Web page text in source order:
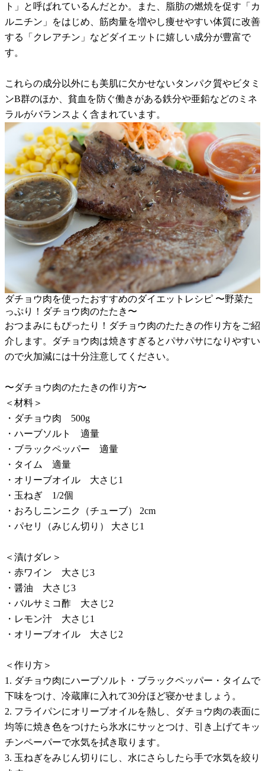
ト」と呼ばれているんだとか。また、脂肪の燃焼を促す「カ
ルニチン」をはじめ、筋肉量を増やし痩せやすい体質に改善
する「クレアチン」などダイエットに嬉しい成分が豊富で
す。
これらの成分以外にも美肌に欠かせないタンパク質やビタミ
ンB群のほか、貧血を防ぐ働きがある鉄分や亜鉛などのミネ
ラルがバランスよく含まれています。
ダチョウ肉を使ったおすすめのダイエットレシピ 〜野菜た
っぷり！ダチョウ肉のたたき〜
おつまみにもぴったり！ダチョウ肉のたたきの作り方をご紹
介します。ダチョウ肉は焼きすぎるとパサパサになりやすい
ので火加減には十分注意してください。
〜ダチョウ肉のたたきの作り方〜
＜材料＞
・ダチョウ肉 500g
・ハーブソルト 適量
・ブラックペッパー 適量
・タイム 適量
・オリーブオイル 大さじ1
・玉ねぎ 1/2個
・おろしニンニク（チューブ） 2cm
・パセリ（みじん切り） 大さじ1
＜漬けダレ＞
・赤ワイン 大さじ3
・醤油 大さじ3
・バルサミコ酢 大さじ2
・レモン汁 大さじ1
・オリーブオイル 大さじ2
＜作り方＞
1. ダチョウ肉にハーブソルト・ブラックペッパー・タイムで
下味をつけ、冷蔵庫に入れて30分ほど寝かせましょう。
2. フライパンにオリーブオイルを熱し、ダチョウ肉の表面に
均等に焼き色をつけたら氷水にサッとつけ、引き上げてキッ
チンペーパーで水気を拭き取ります。
3. 玉ねぎをみじん切りにし、水にさらしたら手で水気を絞り